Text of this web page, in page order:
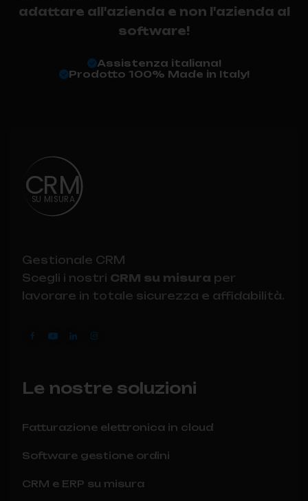
adattare all'azienda e non l'azienda al
software!
Assistenza italiana!
Prodotto 100% Made in Italy!
CRM
SU MISURA
Gestionale CRM
Scegli i nostri CRM su misura per
lavorare in totale sicurezza e affidabilità.
Le nostre soluzioni
Fatturazione elettronica in cloud
Software gestione ordini
CRM e ERP su misura